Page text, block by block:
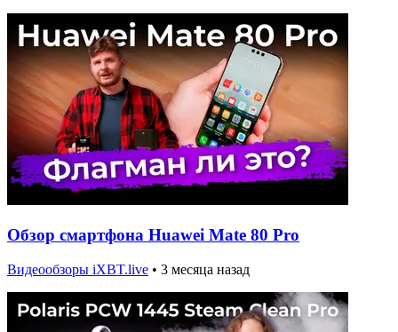
Обзор смартфона Huawei Mate 80 Pro
Видеообзоры iXBT.live • 3 месяца назад